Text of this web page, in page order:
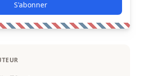
S'abonner